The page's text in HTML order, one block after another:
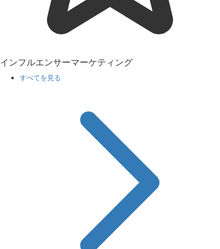
インフルエンサーマーケティング
すべてを見る